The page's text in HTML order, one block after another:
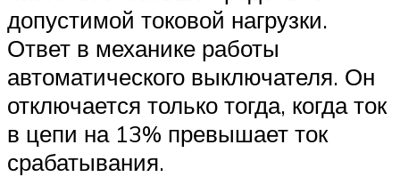
допустимой токовой нагрузки.
Ответ в механике работы
автоматического выключателя. Он
отключается только тогда, когда ток
в цепи на 13% превышает ток
срабатывания.